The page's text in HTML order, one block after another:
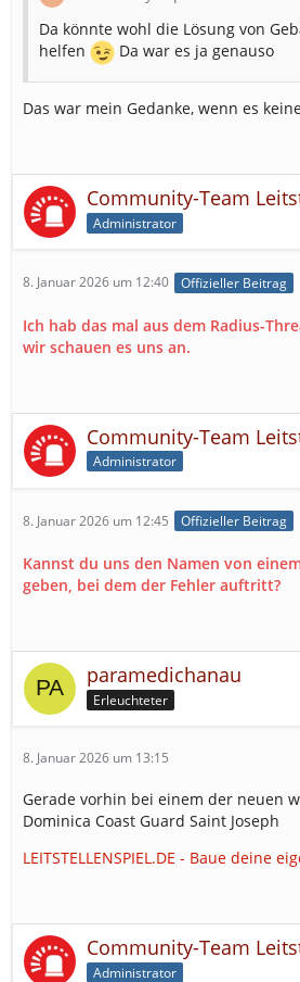
Da könnte wohl die Lösung von
helfen
Da war es ja genauso
Das war mein Gedanke, wenn es
Community-Team
Administrator
8. Januar 2026 um 12:40 Offizieller Beitrag
Ich hab das mal aus dem Radius-
wir schauen es uns an.
Community-Team
Administrator
8. Januar 2026 um 12:45 Offizieller Beitrag
Kannst du uns den Namen von
geben, bei dem der Fehler auftritt?
paramedichanau
Erleuchteter
8. Januar 2026 um 13:15
Gerade vorhin bei einem der neuen
Dominica Coast Guard Saint Joseph
LEITSTELLENSPIEL.DE - Baue deine
Community-Team
Administrator